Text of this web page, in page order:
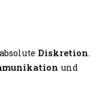
Diskretion.
und